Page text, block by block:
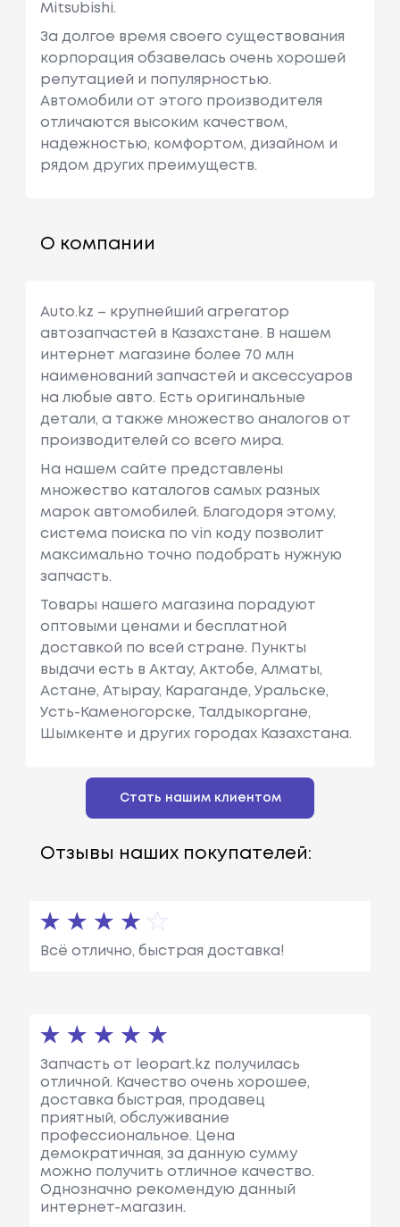
Mitsubishi.
За долгое время своего существования
корпорация обзавелась очень хорошей
репутацией и популярностью.
Автомобили от этого производителя
отличаются высоким качеством,
надежностью, комфортом, дизайном и
рядом других преимуществ.
О компании
Auto.kz – крупнейший агрегатор
автозапчастей в Казахстане. В нашем
интернет магазине более 70 млн
наименований запчастей и аксессуаров
на любые авто. Есть оригинальные
детали, а также множество аналогов от
производителей со всего мира.
На нашем сайте представлены
множество каталогов самых разных
марок автомобилей. Благодоря этому,
система поиска по vin коду позволит
максимально точно подобрать нужную
запчасть.
Товары нашего магазина порадуют
оптовыми ценами и бесплатной
доставкой по всей стране. Пункты
выдачи есть в Актау, Актобе, Алматы,
Астане, Атырау, Караганде, Уральске,
Усть-Каменогорске, Талдыкоргане,
Шымкенте и других городах Казахстана.
Стать нашим клиентом
Отзывы наших покупателей:
Всё отлично, быстрая доставка!
Запчасть от leopart.kz получилась
отличной. Качество очень хорошее,
доставка быстрая, продавец
приятный, обслуживание
профессиональное. Цена
демократичная, за данную сумму
можно получить отличное качество.
Однозначно рекомендую данный
интернет-магазин.